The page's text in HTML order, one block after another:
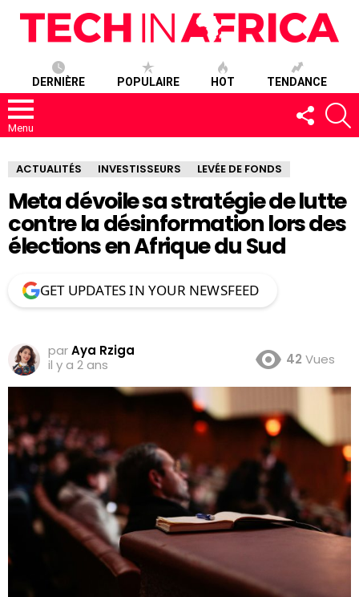
DERNIÈRE POPULAIRE HOT TENDANCE
Menu
SUIVEZ-
NOUS
ACTUALITÉS INVESTISSEURS LEVÉE DE FONDS
Meta dévoile sa stratégie de lutte
contre la désinformation lors des
élections en Afrique du Sud
GET UPDATES IN YOUR NEWSFEED
parAya Rziga
il y a 2 ans
42 Vues